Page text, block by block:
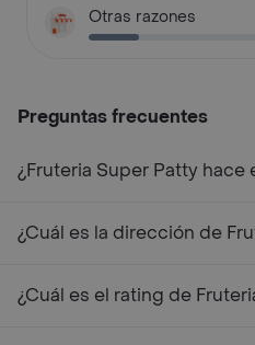
Otras razones
Preguntas frecuentes
¿Fruteria Super Patty hace
¿Cuál es la dirección de
¿Cuál es el rating de